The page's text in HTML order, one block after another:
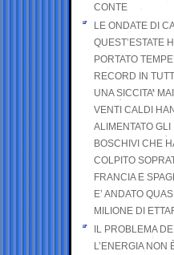
CONTE
LE ONDATE DI
QUEST’ESTATE
PORTATO
RECORD IN
UNA SICCITA’ MAI
VENTI CALDI
ALIMENTATO GLI
BOSCHIVI CHE
COLPITO
FRANCIA E
E’ ANDATO
MILIONE DI
IL PROBLEMA
L’ENERGIA NON